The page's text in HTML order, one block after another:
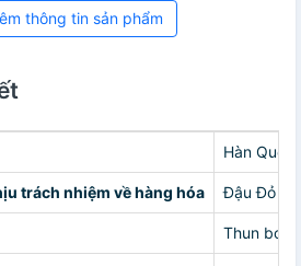
thông tin sản phẩm
Hàn Quốc
trách nhiệm về hàng hóa Đậu Đỏ
Thun bơi